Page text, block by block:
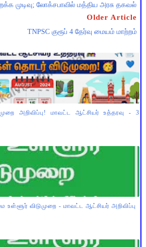
முடிவு; லோக்சபாவில் மத்திய அரசு தகவல்
Older Article
TNPSC குரூப் 4 தேர்வு மையம் மாற்றம்
அறிவிப்பு! மாவட்ட ஆட்சியர் உத்தரவு - 3
உள்ளூர் விடுமுறை - மாவட்ட ஆட்சியர் அறிவிப்பு